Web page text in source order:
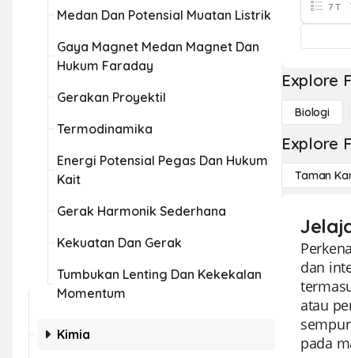
Medan Dan Potensial Muatan Listrik
Gaya Magnet Medan Magnet Dan
Hukum Faraday
Gerakan Proyektil
Termodinamika
Energi Potensial Pegas Dan Hukum
Kait
Gerak Harmonik Sederhana
Kekuatan Dan Gerak
Tumbukan Lenting Dan Kekekalan
Momentum
Kimia
7 T
Explore
Biologi
Explore
Taman
dan
atau
pada